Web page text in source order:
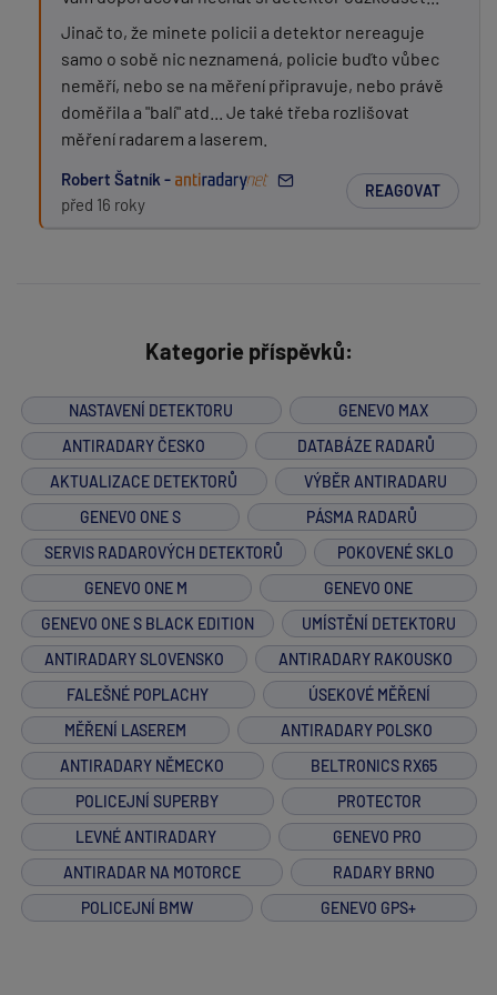
Jinač to, že minete policii a detektor nereaguje
samo o sobě nic neznamená, policie buďto vůbec
neměří, nebo se na měření připravuje, nebo právě
doměřila a "balí" atd... Je také třeba rozlišovat
měření radarem a laserem.
Robert Šatník -
před 16 roky
REAGOVAT
Kategorie příspěvků:
NASTAVENÍ DETEKTORU
GENEVO MAX
ANTIRADARY ČESKO
DATABÁZE RADARŮ
AKTUALIZACE DETEKTORŮ
VÝBĚR ANTIRADARU
GENEVO ONE S
PÁSMA RADARŮ
SERVIS RADAROVÝCH DETEKTORŮ
POKOVENÉ SKLO
GENEVO ONE M
GENEVO ONE
GENEVO ONE S BLACK EDITION
UMÍSTĚNÍ DETEKTORU
ANTIRADARY SLOVENSKO
ANTIRADARY RAKOUSKO
FALEŠNÉ POPLACHY
ÚSEKOVÉ MĚŘENÍ
MĚŘENÍ LASEREM
ANTIRADARY POLSKO
ANTIRADARY NĚMECKO
BELTRONICS RX65
POLICEJNÍ SUPERBY
PROTECTOR
LEVNÉ ANTIRADARY
GENEVO PRO
ANTIRADAR NA MOTORCE
RADARY BRNO
POLICEJNÍ BMW
GENEVO GPS+